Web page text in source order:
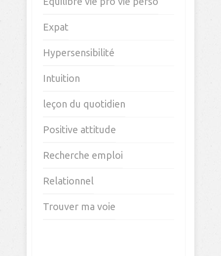
Expat
Hypersensibilité
Intuition
leçon du quotidien
Positive attitude
Recherche emploi
Relationnel
Trouver ma voie